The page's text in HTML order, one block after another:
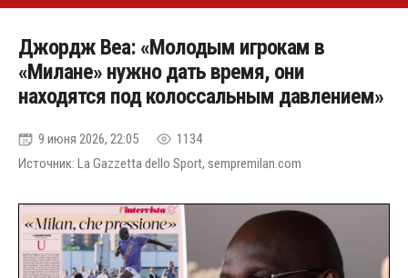
Джордж Веа: «Молодым игрокам в
«Милане» нужно дать время, они
находятся под колоссальным давлением»
9 июня 2026, 22:05
1134
Источник: La Gazzetta dello Sport, sempremilan.com